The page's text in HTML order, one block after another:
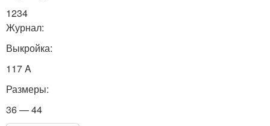
1234
Журнал:
Выкройка:
117 A
Размеры:
36 — 44